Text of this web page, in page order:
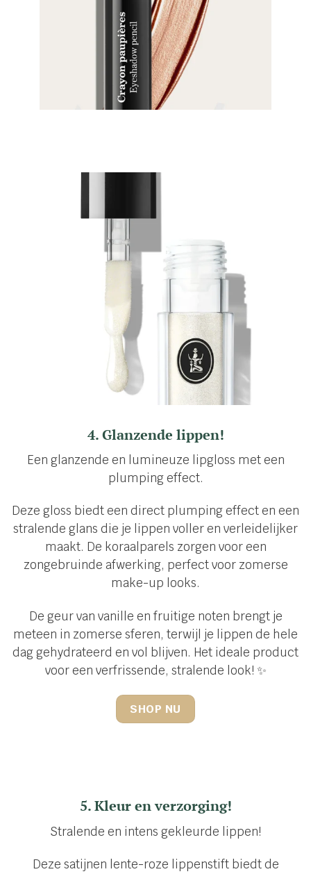
4. Glanzende lippen!
Een glanzende en lumineuze lipgloss met een
plumping effect.
Deze gloss biedt een direct plumping effect en een
stralende glans die je lippen voller en verleidelijker
maakt. De koraalparels zorgen voor een
zongebruinde afwerking, perfect voor zomerse
make-up looks.
De geur van vanille en fruitige noten brengt je
meteen in zomerse sferen, terwijl je lippen de hele
dag gehydrateerd en vol blijven. Het ideale product
voor een verfrissende, stralende look! ✨
SHOP NU
5. Kleur en verzorging!
Stralende en intens gekleurde lippen!
Deze satijnen lente-roze lippenstift biedt de